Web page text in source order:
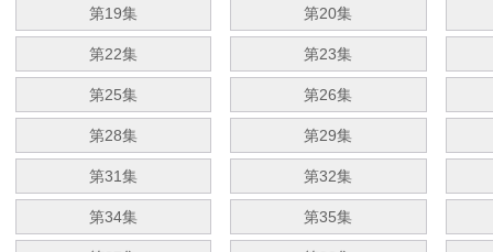
第19集 第20集
第22集 第23集
第25集 第26集
第28集 第29集
第31集 第32集
第34集 第35集